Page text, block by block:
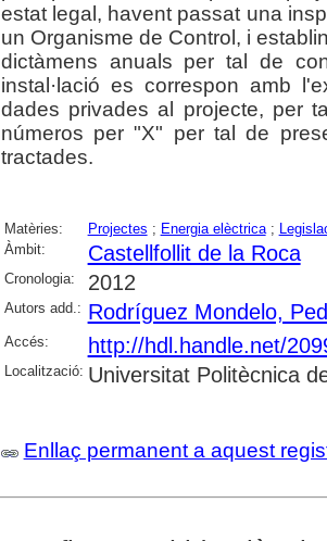
estat legal, havent passat una
un Organisme de Control, i
dictàmens anuals per tal de
instal·lació es correspon amb
dades privades al projecte, per
números per "X" per tal de
tractades.
Matèries: Projectes ; Energia elèctrica;
Àmbit:
Castellfollit de la Roca
Cronologia: 2012
Autors add.: Rodríguez Mondelo,
Accés: http://hdl.handle.net/
Localització: Universitat Politècnica
Enllaç permanent a aquest